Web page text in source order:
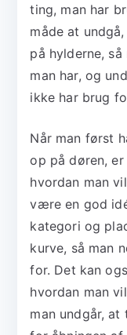
ting, man har
måde at
på hylderne,
man har, og
ikke har brug
Når man først
op på døren,
hvordan man
være en god
kategori og
kurve, så man
for. Det kan
hvordan man
man undgår,